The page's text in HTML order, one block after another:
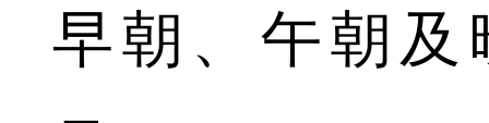
早朝、午朝